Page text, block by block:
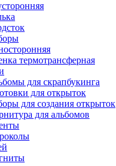
термотрансферная
для скрапбукинга
для открыток
для создания открыток
для альбомов